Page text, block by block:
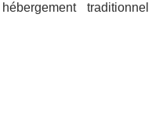
traditionnel